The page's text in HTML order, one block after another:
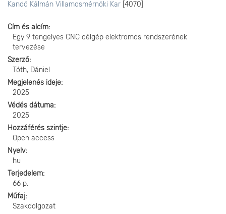
Kandó Kálmán Villamosmérnöki Kar [4070]
Cím és alcím
Egy 9 tengelyes CNC célgép elektromos rendszerének
tervezése
Szerző
Tóth, Dániel
Megjelenés ideje
2025
Védés dátuma
2025
Hozzáférés szintje
Open access
Nyelv
hu
Terjedelem
66 p.
Műfaj
Szakdolgozat